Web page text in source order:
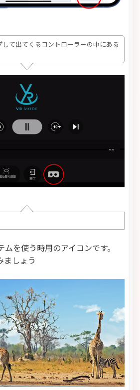
て出てくるコントローラーの中にある
ムを使う時用のアイコンです。
ましょう